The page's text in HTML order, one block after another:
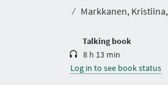
⁄ Markkanen,
Talking book
i
8 h 13 min
Log in to see book status